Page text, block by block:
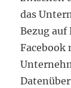
das
Bezug auf
Facebook